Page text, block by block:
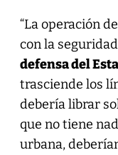
“La operación
con la
defensa del
trasciende los
debería librar
que no tiene
urbana,